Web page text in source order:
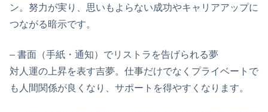
ン。努力が実り、思いもよらない成功やキャリアアップに
つながる暗示です。
– 書面（手紙・通知）でリストラを告げられる夢
対人運の上昇を表す吉夢。仕事だけでなくプライベートで
も人間関係が良くなり、サポートを得やすくなります。